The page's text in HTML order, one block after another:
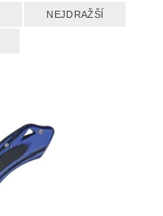
NEJDRAŽŠÍ